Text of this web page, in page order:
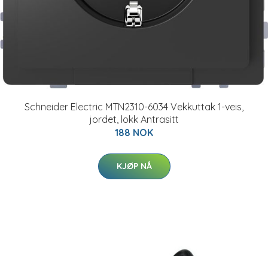
Schneider Electric MTN2310-6034 Vekkuttak 1-veis,
jordet, lokk Antrasitt
188 NOK
KJØP NÅ